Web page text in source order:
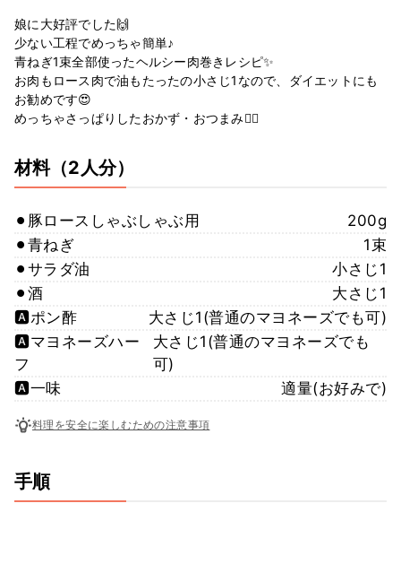
娘に大好評でした🙌
少ない工程でめっちゃ簡単♪
青ねぎ1束全部使ったヘルシー肉巻きレシピ✨
お肉もロース肉で油もたったの小さじ1なので、ダイエットにも
お勧めです😍
めっちゃさっぱりしたおかず・おつまみ🙆‍♀️
材料（2人分）
⚫︎豚ロースしゃぶしゃぶ用
200g
⚫︎青ねぎ
1束
⚫︎サラダ油
小さじ1
⚫︎酒
大さじ1
🅰️ポン酢
大さじ1(普通のマヨネーズでも可)
🅰️マヨネーズハー
フ
大さじ1(普通のマヨネーズでも
可)
🅰️一味
適量(お好みで)
料理を安全に楽しむための注意事項
手順